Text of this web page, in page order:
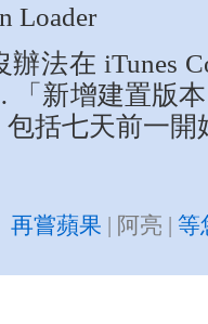
Loader
法在 iTunes
新增建置版
括七天前一
再嘗蘋果 | 阿亮 | 等